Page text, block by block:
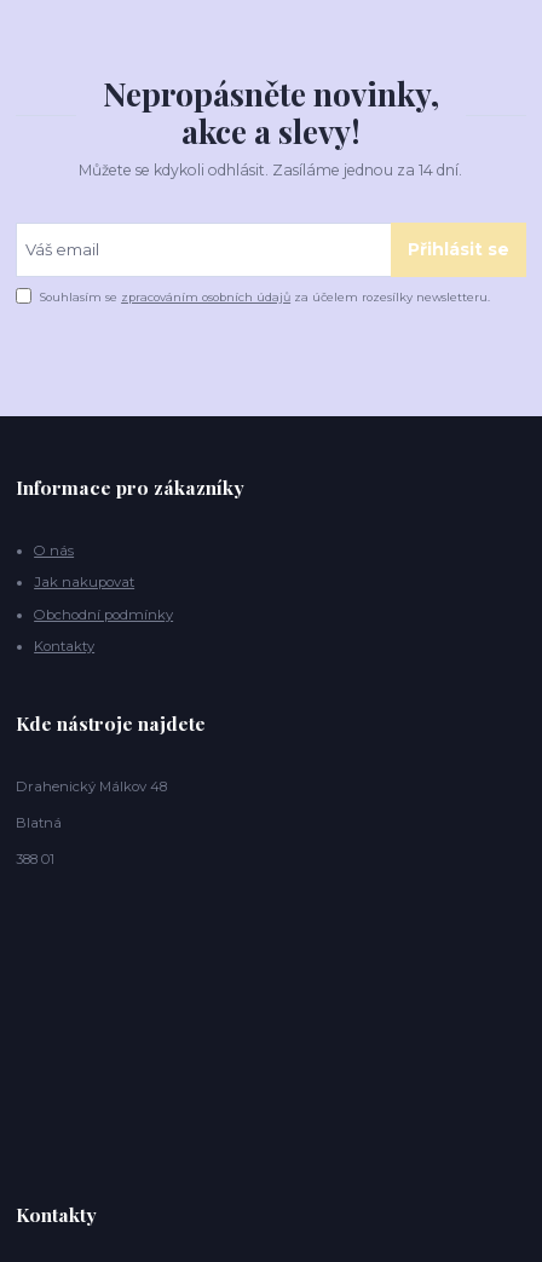
Nepropásněte novinky,
akce a slevy!
Můžete se kdykoli odhlásit. Zasíláme jednou za 14 dní.
Přihlásit se
Souhlasím se zpracováním osobních údajů za účelem rozesílky newsletteru.
Informace pro zákazníky
O nás
Jak nakupovat
Obchodní podmínky
Kontakty
Kde nástroje najdete
Drahenický Málkov 48
Blatná
388 01
Kontakty